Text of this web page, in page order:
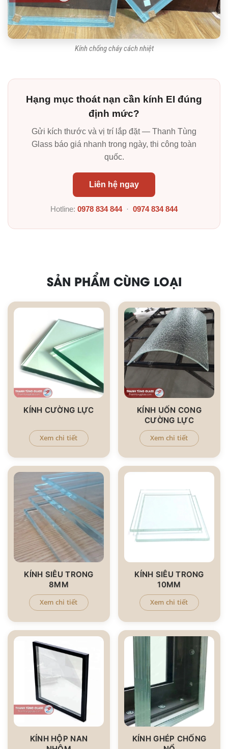
Kính chống cháy cách nhiệt
Hạng mục thoát nạn cần kính EI đúng
định mức?
Gửi kích thước và vị trí lắp đặt — Thanh Tùng
Glass báo giá nhanh trong ngày, thi công toàn
quốc.
Liên hệ ngay
Hotline: 0978 834 844· 0974 834 844
SẢN PHẨM CÙNG LOẠI
KÍNH CƯỜNG LỰC
Xem chi tiết
KÍNH UỐN CONG
CƯỜNG LỰC
Xem chi tiết
KÍNH SIÊU TRONG
8MM
Xem chi tiết
KÍNH SIÊU TRONG
10MM
Xem chi tiết
KÍNH HỘP NAN
KÍNH GHÉP CHỐNG